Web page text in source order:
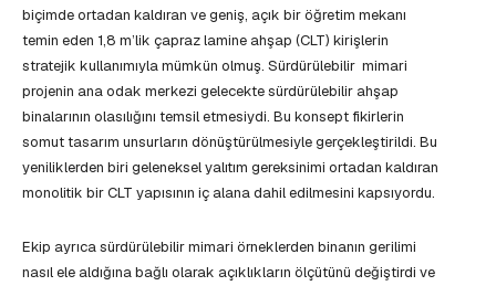
biçimde ortadan kaldıran ve geniş, açık bir öğretim mekanı
temin eden 1,8 m’lik çapraz lamine ahşap (CLT) kirişlerin
stratejik kullanımıyla mümkün olmuş. Sürdürülebilir mimari
projenin ana odak merkezi gelecekte sürdürülebilir ahşap
binalarının olasılığını temsil etmesiydi. Bu konsept fikirlerin
somut tasarım unsurların dönüştürülmesiyle gerçekleştirildi. Bu
yeniliklerden biri geleneksel yalıtım gereksinimi ortadan kaldıran
monolitik bir CLT yapısının iç alana dahil edilmesini kapsıyordu.
Ekip ayrıca sürdürülebilir mimari örneklerden binanın gerilimi
nasıl ele aldığına bağlı olarak açıklıkların ölçütünü değiştirdi ve